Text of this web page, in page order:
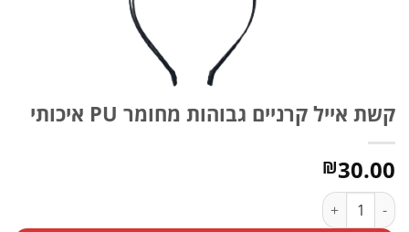
קשת אייל קרניים גבוהות מחומר PU איכותי
₪30.00
כמות של קשת אייל קרניים גבוהות מחומר PU איכותי